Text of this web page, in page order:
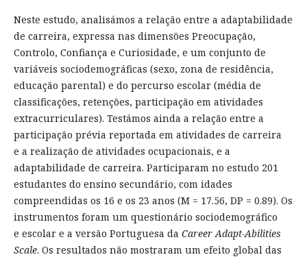
Neste estudo, analisámos a relação entre a adaptabilidade
de carreira, expressa nas dimensões Preocupação,
Controlo, Confiança e Curiosidade, e um conjunto de
variáveis sociodemográficas (sexo, zona de residência,
educação parental) e do percurso escolar (média de
classificações, retenções, participação em atividades
extracurriculares). Testámos ainda a relação entre a
participação prévia reportada em atividades de carreira
e a realização de atividades ocupacionais, e a
adaptabilidade de carreira. Participaram no estudo 201
estudantes do ensino secundário, com idades
compreendidas os 16 e os 23 anos (M = 17.56, DP = 0.89). Os
instrumentos foram um questionário sociodemográfico
e escolar e a versão Portuguesa da Career Adapt-Abilities
Scale. Os resultados não mostraram um efeito global das